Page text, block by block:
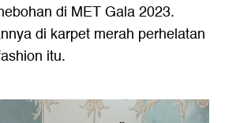
di MET Gala 2023.
di karpet merah perhelatan
itu.